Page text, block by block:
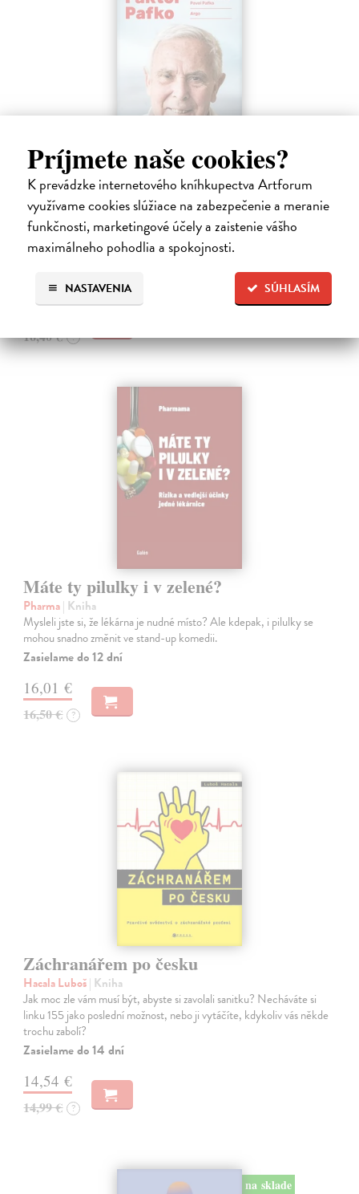
Príjmete naše cookies?
K prevádzke internetového kníhkupectva Artforum
využívame cookies slúžiace na zabezpečenie a meranie
funkčnosti, marketingové účely a zaistenie vášho
maximálneho pohodlia a spokojnosti.
SÚHLASÍM
NASTAVENIA
Faktor Pafko
Kadlecová Kateřina, Pafko Pavel | Kniha
Profesor Pavel Pafko letos oslavil pětaosmdesátiny a za pár měsíců
šedesát let v témže zaměstnání, totiž jako břišní a hrudní chirurg III.
chirurgické kliniky 1. lékařské fakulty Univerzity Karlovy v Praze.…
Zasielame do 12 dní
15,91 €
16,40 € ?
Máte ty pilulky i v zelené?
Pharma| Kniha
Mysleli jste si, že lékárna je nudné místo? Ale kdepak, i pilulky se
mohou snadno změnit ve stand-up komedii.
Zasielame do 12 dní
16,01 €
16,50 € ?
Záchranářem po česku
Hacala Luboš| Kniha
Jak moc zle vám musí být, abyste si zavolali sanitku? Necháváte si
linku 155 jako poslední možnost, nebo ji vytáčíte, kdykoliv vás někde
trochu zabolí?
Zasielame do 14 dní
14,54 €
14,99 € ?
na sklade